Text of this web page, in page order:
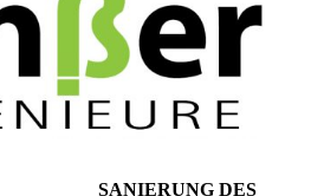
SANIERUNG DES